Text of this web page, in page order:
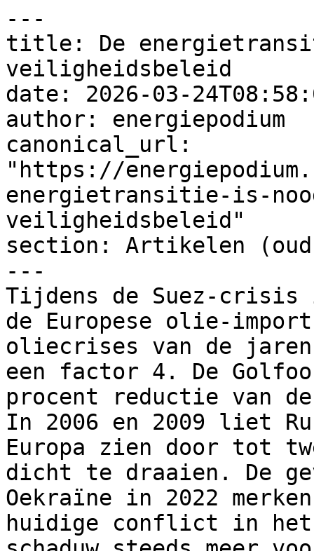
---
title: De
veiligheidsbeleid
date: 2026-03-
author: energiepodium
canonical_url:
"https://
energietransitie-is-
veiligheidsbeleid"
section: Artikelen
---
Tijdens de Suez-crisis
de Europese olie-
oliecrises van de
een factor 4. De
procent reductie van
In 2006 en 2009 liet
Europa zien door tot
dicht te draaien. De
Oekraïne in 2022
huidige conflict in het